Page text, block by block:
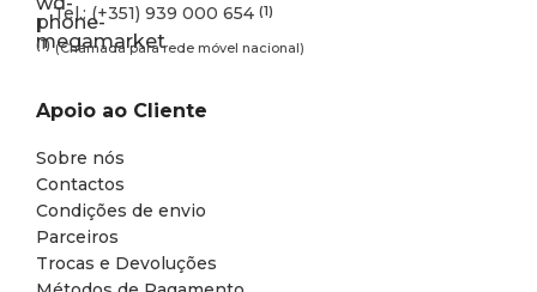
Tel.: (+351) 939 000 654 (1)
(1) (Chamada para rede móvel nacional)
Apoio ao Cliente
Sobre nós
Contactos
Condições de envio
Parceiros
Trocas e Devoluções